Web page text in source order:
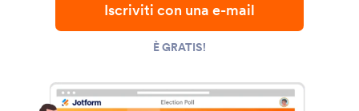
Iscriviti con una e-mail
È GRATIS!